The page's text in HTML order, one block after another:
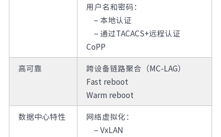
用户名和密码：
– 本地认证
– 通过TACACS+远程认证
CoPP
高可靠
跨设备链路聚合（MC-LAG）
Fast reboot
Warm reboot
数据中心特性
网络虚拟化：
–VxLAN